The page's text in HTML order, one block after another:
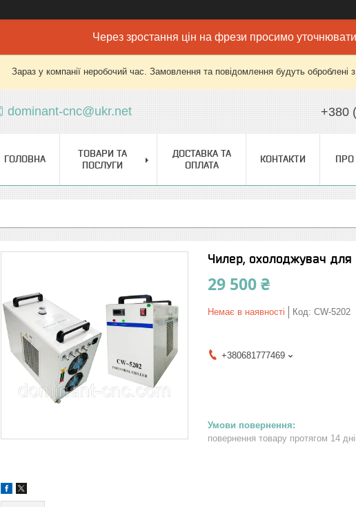
Через зростання цін на фрези просимо уточнювати
Зараз у компанії неробочий час. Замовлення та повідомлення будуть оброблені
dominant-cnc@ukr.net +380
ГОЛОВНА
ТОВАРИ ТА
ПОСЛУГИ
ДОСТАВКА ТА
ОПЛАТА
КОНТАКТИ ПРО
Чилер, охолоджувач для
29 500 ₴
Немає в наявності Код: CW-5202
+380681777469
повернення товару протягом 14